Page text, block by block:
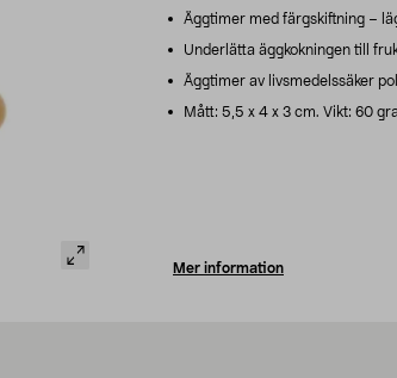
Äggtimer med färgskiftning –
Underlätta äggkokningen till
Äggtimer av livsmedelssäker
Mått: 5,5 x 4 x 3 cm. Vikt: 60
Mer information